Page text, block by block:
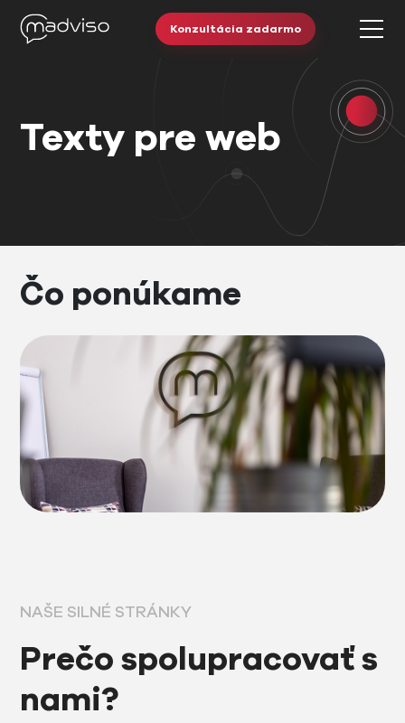
Konzultácia zadarmo
Texty pre web
Čo ponúkame
NAŠE SILNÉ STRÁNKY
Prečo spolupracovať s
nami?